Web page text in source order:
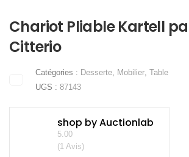
Chariot Pliable Kartell
Citterio
Catégories : Desserte, Mobilier, Table
UGS : 87143
shop by Auctionlab
5.00
(1 Avis)